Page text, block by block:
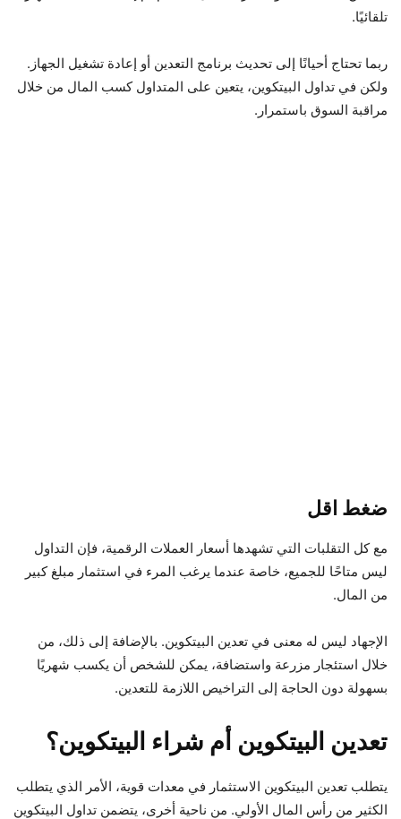
تلقائيًا.
ربما تحتاج أحيانًا إلى تحديث برنامج التعدين أو إعادة تشغيل الجهاز.
ولكن في تداول البيتكوين، يتعين على المتداول كسب المال من خلال
مراقبة السوق باستمرار.
ضغط اقل
مع كل التقلبات التي تشهدها أسعار العملات الرقمية، فإن التداول
ليس متاحًا للجميع، خاصة عندما يرغب المرء في استثمار مبلغ كبير
من المال.
الإجهاد ليس له معنى في تعدين البيتكوين. بالإضافة إلى ذلك، من
خلال استئجار مزرعة واستضافة، يمكن للشخص أن يكسب شهريًا
بسهولة دون الحاجة إلى التراخيص اللازمة للتعدين.
تعدين البيتكوين أم شراء البيتكوين؟
يتطلب تعدين البيتكوين الاستثمار في معدات قوية، الأمر الذي يتطلب
الكثير من رأس المال الأولي. من ناحية أخرى، يتضمن تداول البيتكوين